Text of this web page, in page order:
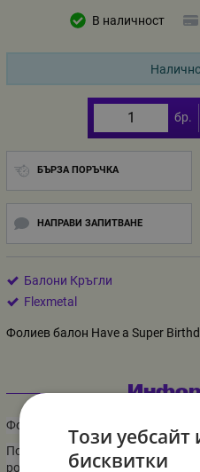
В наличност
бр.
БЪРЗА ПОРЪЧКА
НАПРАВИ ЗАПИТВАНЕ
Балони Кръгли
Flexmetal
Фолиев балон Have a Super
Фолиев балон Have a Super
Подходящ е за тематични
рождени дни.
Този уебсайт
бисквитки